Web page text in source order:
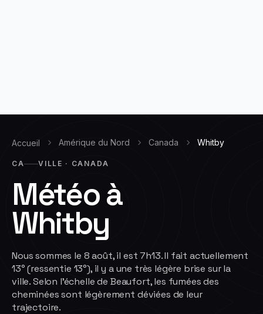
Accueil Amérique du Nord Canada Whitby
CA VILLE · CANADA
Météo à
Whitby
Nous sommes le 8 août, il est 7h13. Il fait actuellement
13° (ressentie 13°), il y a une très légère brise sur la
ville. Selon l'échelle de Beaufort, les fumées des
cheminées sont légèrement déviées de leur
trajectoire.